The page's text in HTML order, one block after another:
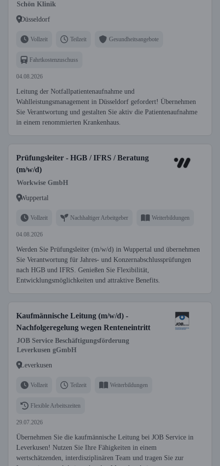
Schön Klinik
Düsseldorf
Vollzeit Teilzeit Gesundheitsangebote
Fahrtkostenzuschuss
04.08.2026
Leitung der Notfallpatientenaufnahme und
Wahlleistungsmanagement in Düsseldorf gefordert! Übernehmen
Sie Verantwortung und gestalten Sie aktiv die Patientenaufnahme
in einem renommierten Krankenhaus.
Prüfungsleiter - HGB / IFRS / Beratung
(m/w/d)
Workwise GmbH
Wuppertal
Vollzeit Nachhaltiger Arbeitgeber Weiterbildungen
04.08.2026
Werden Sie Prüfungsleiter (m/w/d) in Wuppertal und übernehmen
Sie Verantwortung für Jahres- und Konzernabschlussprüfungen
nach HGB und IFRS. Genießen Sie Flexibilität,
Entwicklungsmöglichkeiten und attraktive Benefits.
Kaufmännische Leitung (m/w/d) -
Nachfolgeregelung wegen Renteneintritt
JOB Service Beschäftigungsförderung
Leverkusen gGmbH
Leverkusen
Vollzeit Teilzeit Weiterbildungen
Flexible Arbeitszeiten
29.07.2026
Übernehmen Sie die kaufmännische Leitung bei JOB Service in
Leverkusen! Nutzen Sie Ihre Fähigkeiten in einem
wertschätzenden, interdisziplinären Team und tragen Sie zur